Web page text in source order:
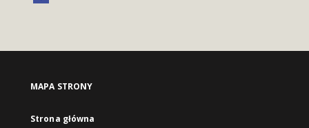
MAPA STRONY
Strona główna